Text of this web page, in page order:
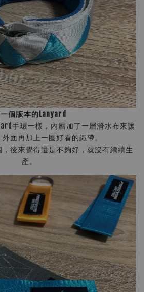
個版本的Lanyard
手環一樣，內層加了一層潛水布來讓
面再加上一圈好看的織帶。
後來覺得還是不夠好，就沒有繼續生
產。